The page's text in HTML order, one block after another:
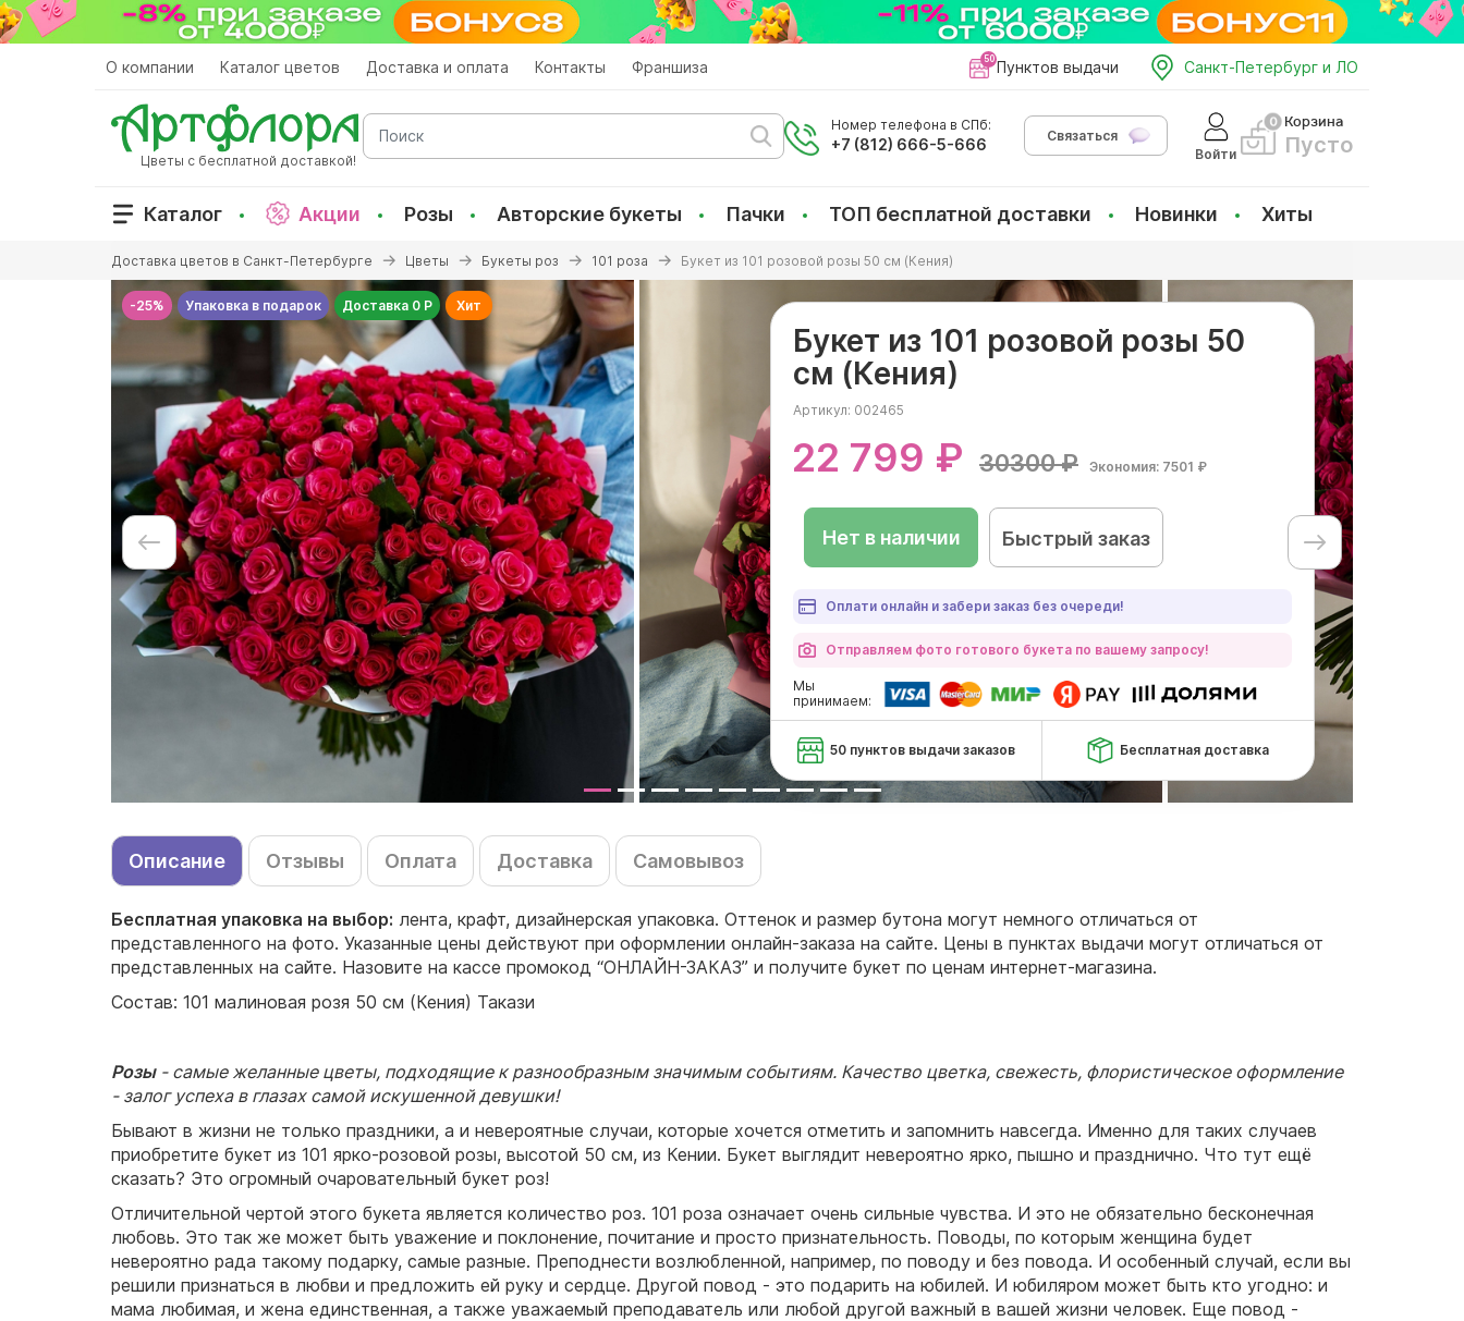
Перейти
к
О компании Каталог цветов Доставка и оплата Контакты Франшиза Пунктов выдачи Санкт-Петербург и ЛО
Цветы с бесплатной доставкой!
Поиск
Номер телефона в СПб:
+7 (812) 666-5-666
Связаться
Войти
Корзина
Пусто
Каталог Акции Розы Авторские букеты Пачки ТОП бесплатной доставки Новинки Хиты
здесь
Доставка цветов в Санкт-Петербурге Цветы Букеты роз 101 роза Букет из 101 розовой розы 50 см (Кения)
-25% Упаковка в подарок Доставка 0 Р Хит
Букет из 101 розовой розы 50
см (Кения)
Артикул: 002465
22 799 ₽ 30300 ₽ Экономия: 7501 ₽
Нет в наличии Быстрый заказ
Оплати онлайн и забери заказ без очереди!
Отправляем фото готового букета по вашему запросу!
Мы
принимаем:
50 пунктов выдачи заказов Бесплатная доставка
Описание Отзывы Оплата Доставка Самовывоз
Бесплатная упаковка на выбор: лента, крафт, дизайнерская упаковка. Оттенок и размер бутона могут немного отличаться от
представленного на фото. Указанные цены действуют при оформлении онлайн-заказа на сайте. Цены в пунктах выдачи могут отличаться от
представленных на сайте. Назовите на кассе промокод “ОНЛАЙН-ЗАКАЗ” и получите букет по ценам интернет-магазина.
Состав: 101 малиновая розя 50 см (Кения) Такази
Розы- самые желанные цветы, подходящие к разнообразным значимым событиям. Качество цветка, свежесть, флористическое оформление
- залог успеха в глазах самой искушенной девушки!
Бывают в жизни не только праздники, а и невероятные случаи, которые хочется отметить и запомнить навсегда. Именно для таких случаев
приобретите букет из 101 ярко-розовой розы, высотой 50 см, из Кении. Букет выглядит невероятно ярко, пышно и празднично. Что тут ещё
сказать? Это огромный очаровательный букет роз!
Отличительной чертой этого букета является количество роз. 101 роза означает очень сильные чувства. И это не обязательно бесконечная
любовь. Это так же может быть уважение и поклонение, почитание и просто признательность. Поводы, по которым женщина будет
невероятно рада такому подарку, самые разные. Преподнести возлюбленной, например, по поводу и без повода. И особенный случай, если вы
решили признаться в любви и предложить ей руку и сердце. Другой повод - это подарить на юбилей. И юбиляром может быть кто угодно: и
мама любимая, и жена единственная, а также уважаемый преподаватель или любой другой важный в вашей жизни человек. Еще повод -